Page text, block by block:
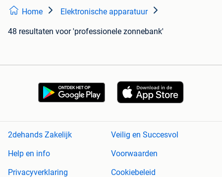
Home Elektronische apparatuur
48 resultaten voor 'professionele zonnebank'
2dehands Zakelijk
Veilig en Succesvol
Help en info
Voorwaarden
Privacyverklaring
Cookiebeleid